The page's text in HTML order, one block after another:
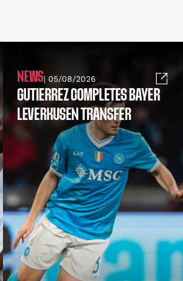
NEWS| 05/08/2026
GUTIERREZ COMPLETES BAYER
LEVERKUSEN TRANSFER